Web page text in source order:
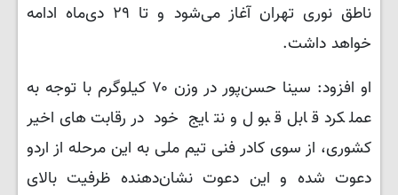
ناطق نوری تهران آغاز می‌شود و تا ۲۹ دی‌ماه ادامه
خواهد داشت.
او افزود: سینا حسن‌پور در وزن ۷۰ کیلوگرم با توجه به
عملکرد قابل قبول و نتایج خود در رقابت‌های اخیر
کشوری، از سوی کادر فنی تیم ملی به این مرحله از اردو
دعوت شده و این دعوت نشان‌دهنده ظرفیت بالای